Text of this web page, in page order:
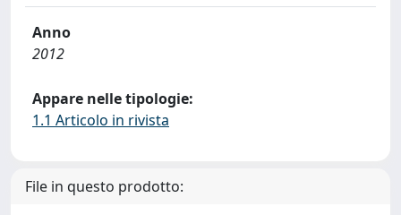
Anno
2012
Appare nelle tipologie:
1.1 Articolo in rivista
File in questo prodotto: